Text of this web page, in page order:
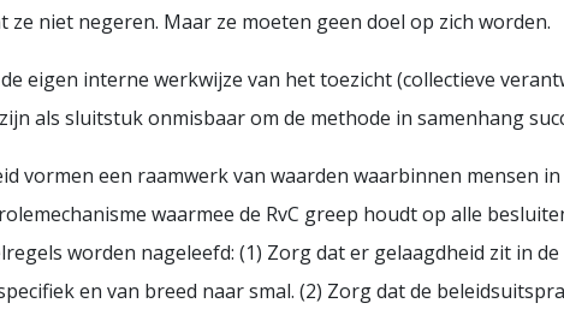
niet negeren. Maar ze moeten geen doel op zich worden.
eigen interne werkwijze van het toezicht (collectieve
als sluitstuk onmisbaar om de methode in samenhang
vormen een raamwerk van waarden waarbinnen mensen
waarmee de RvC greep houdt op alle
worden nageleefd: (1) Zorg dat er gelaagdheid zit in
en van breed naar smal. (2) Zorg dat de